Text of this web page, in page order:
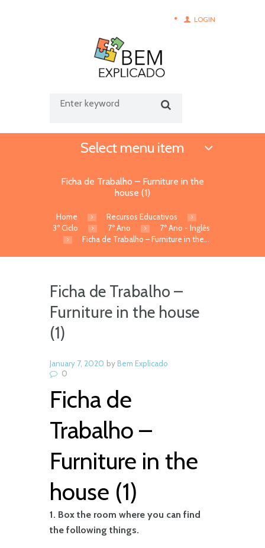
LOGIN
Select menu item
Ficha de Trabalho – Furniture in the
house (1)
Home
Recursos Educativos
3º Ciclo
7º Ano
7º Ano - Inglês
Ficha de Trabalho – Furniture in the...
Ficha de Trabalho –
Furniture in the house
(1)
January 7, 2020 byBem Explicado
0
Ficha de
Trabalho –
Furniture in the
house (1)
1. Box the room where you can find
the following things.